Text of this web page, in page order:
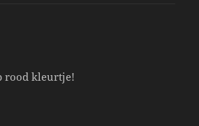
rood kleurtje!